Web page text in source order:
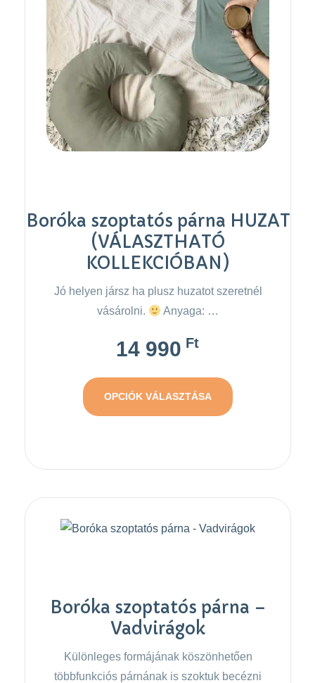
Boróka szoptatós párna HUZAT
(VÁLASZTHATÓ
KOLLEKCIÓBAN)
Jó helyen jársz ha plusz huzatot szeretnél
vásárolni.
Anyaga: …
14 990Ft
OPCIÓK VÁLASZTÁSA
Boróka szoptatós párna –
Vadvirágok
Különleges formájának köszönhetően
többfunkciós párnának is szoktuk becézni